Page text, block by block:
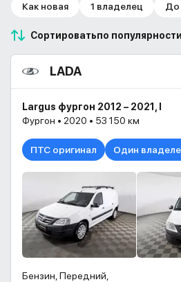
Как новая 1 владелец До
Сортироватьпо популярности
LADA
Largus фургон 2012 – 2021, I
Фургон • 2020 • 53 150 км
ПТС оригинал Один
Бензин, Передний,